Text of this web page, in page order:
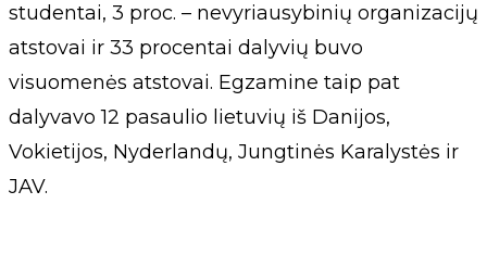
studentai, 3 proc. – nevyriausybinių organizacijų
atstovai ir 33 procentai dalyvių buvo
visuomenės atstovai. Egzamine taip pat
dalyvavo 12 pasaulio lietuvių iš Danijos,
Vokietijos, Nyderlandų, Jungtinės Karalystės ir
JAV.